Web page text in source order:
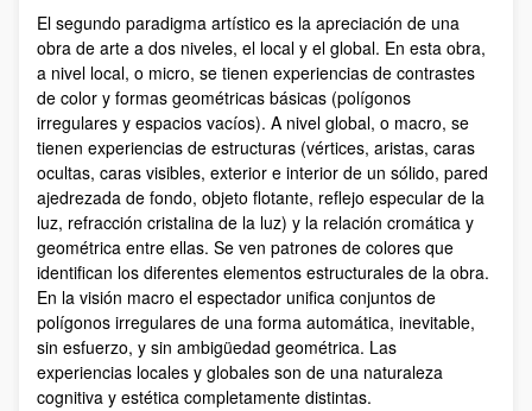
El segundo paradigma artístico es la apreciación de una
obra de arte a dos niveles, el local y el global. En esta obra,
a nivel local, o micro, se tienen experiencias de contrastes
de color y formas geométricas básicas (polígonos
irregulares y espacios vacíos). A nivel global, o macro, se
tienen experiencias de estructuras (vértices, aristas, caras
ocultas, caras visibles, exterior e interior de un sólido, pared
ajedrezada de fondo, objeto flotante, reflejo especular de la
luz, refracción cristalina de la luz) y la relación cromática y
geométrica entre ellas. Se ven patrones de colores que
identifican los diferentes elementos estructurales de la obra.
En la visión macro el espectador unifica conjuntos de
polígonos irregulares de una forma automática, inevitable,
sin esfuerzo, y sin ambigüedad geométrica. Las
experiencias locales y globales son de una naturaleza
cognitiva y estética completamente distintas.